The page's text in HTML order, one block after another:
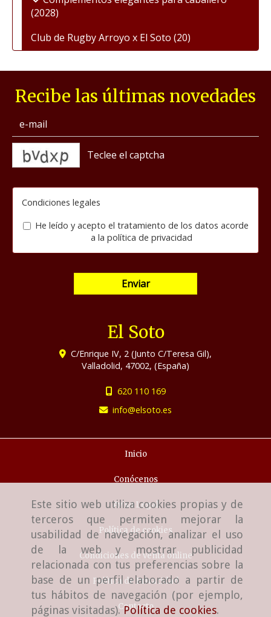
Este sitio web utiliza cookies propias y de
terceros que permiten mejorar la
usabilidad de navegación, analizar el uso
de la web y mostrar publicidad
relacionada con tus preferencias sobre la
base de un perfil elaborado a partir de
tus hábitos de navegación (por ejemplo,
páginas visitadas).Política de cookies.
(2028)
Club de Rugby Arroyo x El Soto (20)
Recibe las últimas novedades
Condiciones legales
He leído y acepto el tratamiento de los datos acorde
a la política de privacidad
Enviar
El Soto
C/Enrique IV, 2 (Junto C/Teresa Gil),
Valladolid, 47002, (España)
620 110 169
info
elsoto.es
Inicio
Conócenos
Aviso Legal
Política de cookies
Condiciones de venta online
Política de Privacidad
Contacto